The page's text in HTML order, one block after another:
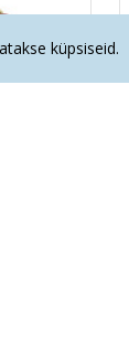
küpsiseid.